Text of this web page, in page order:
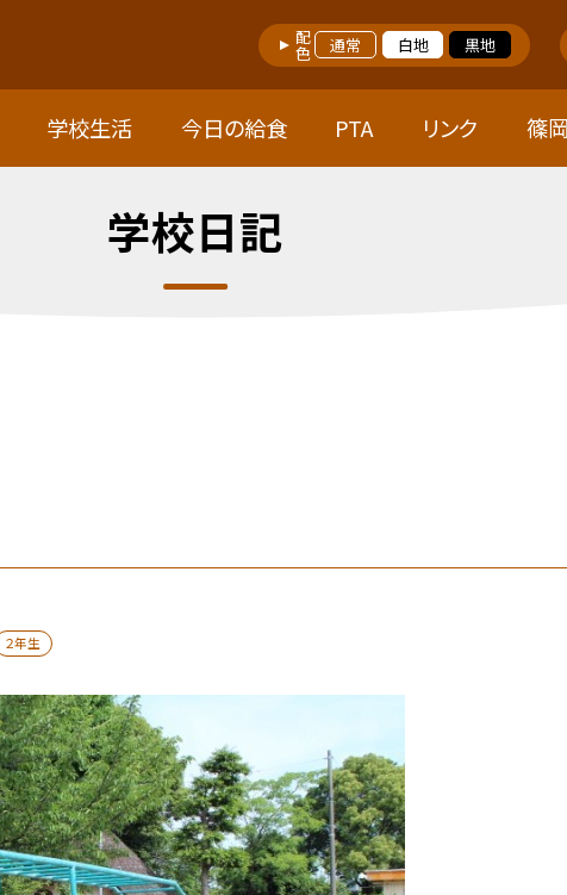
配色 通常 白地 黒地
学校生活 今日の給食 PTA リンク 篠
学校日記
２年生